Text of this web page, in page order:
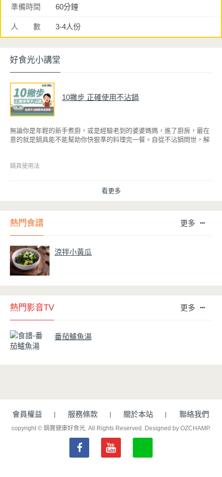
準備時間 60分鐘
人 數 3-4人份
好食光小講堂
10撇步 正確使用不沾鍋
無論你是年輕的新手煮廚，或是經驗老到的婆婆媽媽，進了廚房，最在
意的就是鍋具能不能幫助你快狠準的料理完一餐。自從不沾鍋問世，解
因此金鑽不沾系列的鍋具，更年年穩居銷售排行榜的前幾名。然而如何
鍋具使用法
看更多
熱門食譜 更多
涼拌小黃瓜
熱門影音TV 更多
番茄鱸魚湯
會員權益 服務條款 關於本站 聯絡我們
copyright © 鍋寶健康好食光. All Rights Reserved. Designed by OZCHAMP.